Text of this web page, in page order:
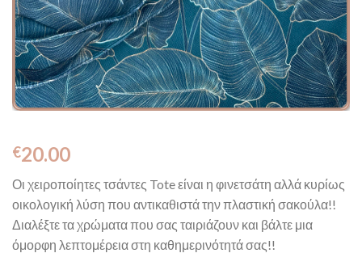
€20.00
Οι χειροποίητες τσάντες Tote είναι η φινετσάτη αλλά κυρίως
οικολογική λύση που αντικαθιστά την πλαστική σακούλα!!
Διαλέξτε τα χρώματα που σας ταιριάζουν και βάλτε μια
όμορφη λεπτομέρεια στη καθημερινότητά σας!!